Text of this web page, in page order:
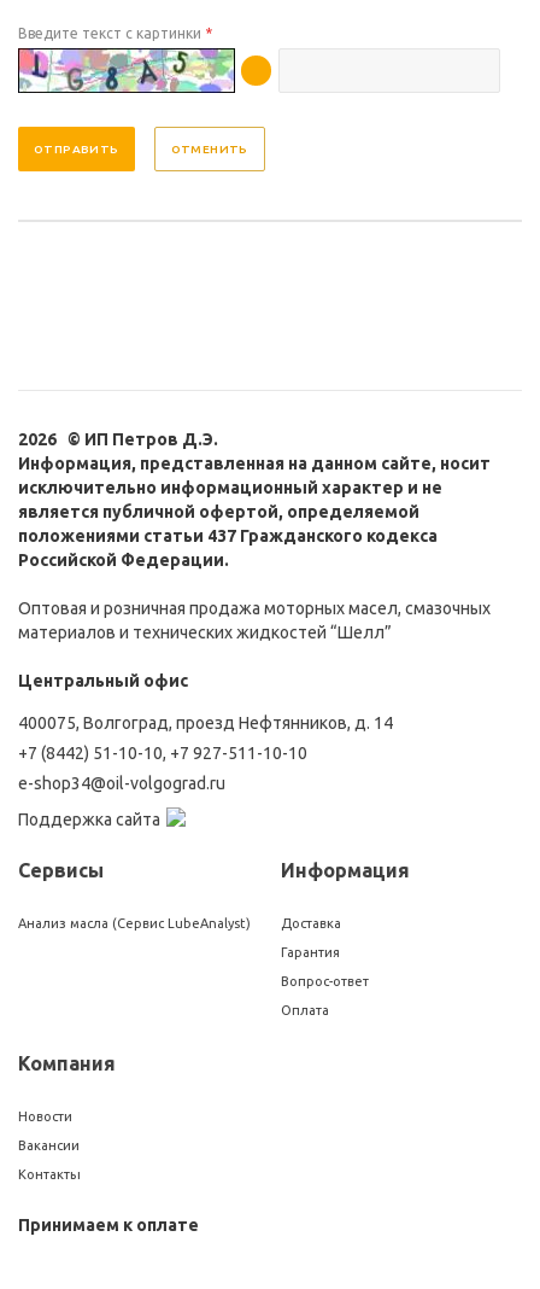
Введите текст с картинки *
ОТМЕНИТЬ
2026 © ИП Петров Д.Э.
Информация, представленная на данном сайте, носит
исключительно информационный характер и не
является публичной офертой, определяемой
положениями статьи 437 Гражданского кодекса
Российской Федерации.
Оптовая и розничная продажа моторных масел, смазочных
материалов и технических жидкостей “Шелл”
Центральный офис
400075, Волгоград, проезд Нефтянников, д. 14
+7 (8442) 51-10-10, +7 927-511-10-10
e-shop34@oil-volgograd.ru
Поддержка сайта
Сервисы
Анализ масла (Сервис LubeAnalyst)
Информация
Доставка
Гарантия
Вопрос-ответ
Оплата
Компания
Новости
Вакансии
Контакты
Принимаем к оплате